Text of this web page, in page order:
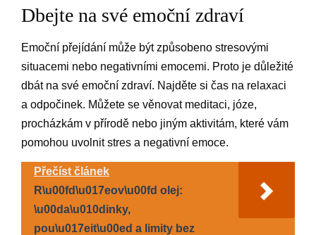
Dbejte na své emoční zdraví
Emoční přejídání může být způsobeno stresovými
situacemi nebo negativními emocemi. Proto je důležité
dbát na své emoční zdraví. Najděte si čas na relaxaci
a odpočinek. Můžete se věnovat meditaci, józe,
procházkám v přírodě nebo jiným aktivitám, které vám
pomohou uvolnit stres a negativní emoce.
Přečíst článek
R\u00fd\u017eov\u00fd olej:
\u00da\u010dinky,
pou\u017eit\u00ed a limity bez